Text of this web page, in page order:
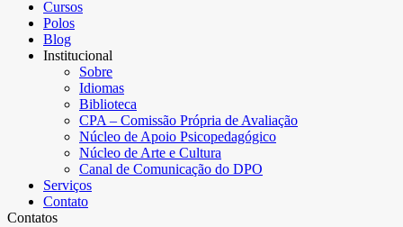
Cursos
Polos
Blog
Institucional
Sobre
Idiomas
Biblioteca
CPA – Comissão Própria de Avaliação
Núcleo de Apoio Psicopedagógico
Núcleo de Arte e Cultura
Canal de Comunicação do DPO
Serviços
Contato
Contatos